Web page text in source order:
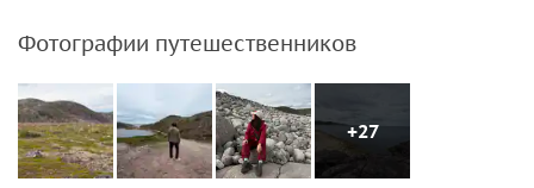
Фотографии путешественников
+27